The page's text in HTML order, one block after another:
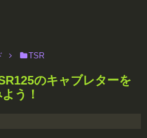
TSR
のキャブレターを
う！